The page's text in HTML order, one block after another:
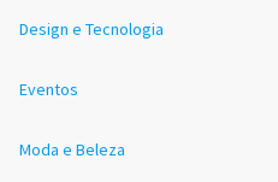
Design e Tecnologia
Eventos
Moda e Beleza